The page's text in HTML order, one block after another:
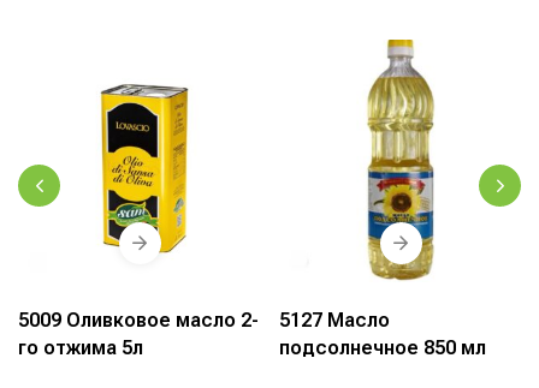
5009 Оливковое масло 2-
го отжима 5л
5127 Масло
подсолнечное 850 мл